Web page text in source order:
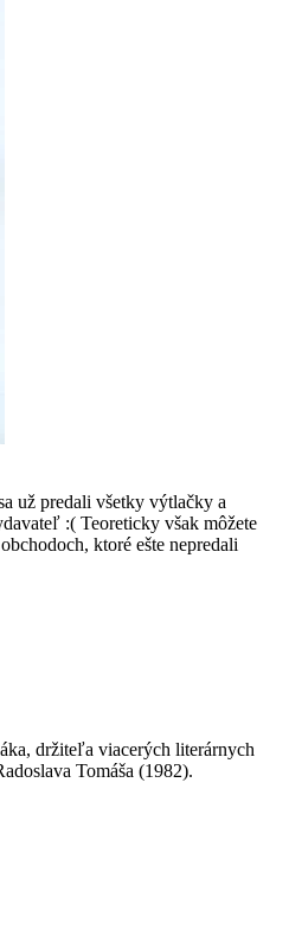
už predali všetky výtlačky a
:( Teoreticky však môžete
ktoré ešte nepredali
držiteľa viacerých literárnych
Tomáša (1982).